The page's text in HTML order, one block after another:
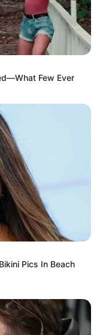
unterde.wiki
.
Ausflugsziele für
Pfalzaufgelistet.
Dreifelden (Westerw
in der Region
.
in
Few Ever
Pics In Beach